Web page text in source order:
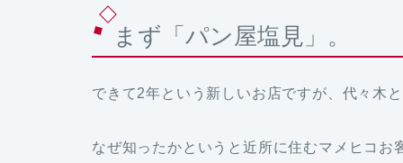
まず「パン屋塩見」。
できて2年という新しいお店ですが、代々木
なぜ知ったかというと近所に住むマメヒコ